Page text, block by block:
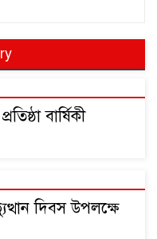
বার্ষিকী
দিবস উপলক্ষে